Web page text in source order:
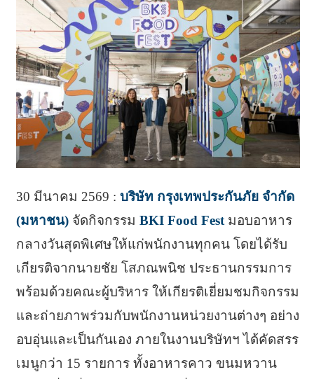
30 มีนาคม 2569 : บริษัท กรุงเทพประกันภัย จำกัด
(มหาชน)จัดกิจกรรม BKI Food Festมอบอาหาร
กลางวันสุดพิเศษให้แก่พนักงานทุกคน โดยได้รับ
เกียรติจากนายชัย โสภณพนิช ประธานกรรมการ
พร้อมด้วยคณะผู้บริหาร ให้เกียรติเยี่ยมชมกิจกรรม
และถ่ายภาพร่วมกับพนักงานหน่วยงานต่างๆ อย่าง
อบอุ่นและเป็นกันเอง ภายในงานบริษัทฯ ได้คัดสรร
เมนูกว่า 15 รายการ ทั้งอาหารคาว ขนมหวาน